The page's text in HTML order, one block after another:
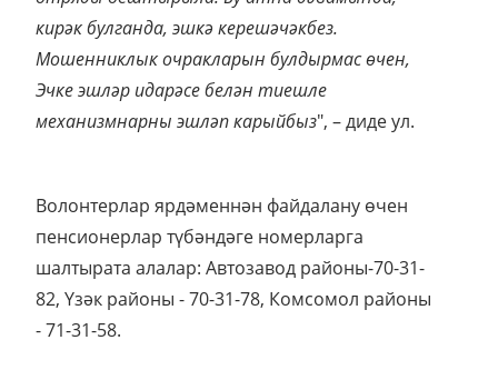
кирәк булганда, эшкә керешәчәкбез.
Мошенниклык очракларын булдырмас өчен,
Эчке эшләр идарәсе белән тиешле
механизмнарны эшләп карыйбыз", – диде ул.
Волонтерлар ярдәменнән файдалану өчен
пенсионерлар түбәндәге номерларга
шалтырата алалар: Автозавод районы-70-31-
82, Үзәк районы - 70-31-78, Комсомол районы
- 71-31-58.